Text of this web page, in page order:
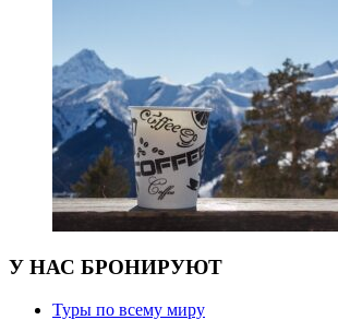
У НАС БРОНИРУЮТ
Туры по всему миру